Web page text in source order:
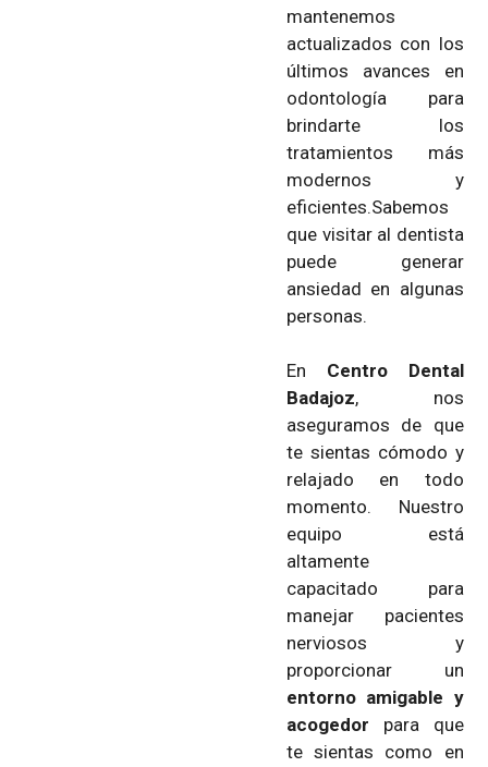
mantenemos
actualizados con los
últimos avances en
odontología para
brindarte los
tratamientos más
modernos y
eficientes.Sabemos
que visitar al dentista
puede generar
ansiedad en algunas
personas.
En Centro Dental
Badajoz, nos
aseguramos de que
te sientas cómodo y
relajado en todo
momento. Nuestro
equipo está
altamente
capacitado para
manejar pacientes
nerviosos y
proporcionar un
entorno amigable y
acogedor para que
te sientas como en